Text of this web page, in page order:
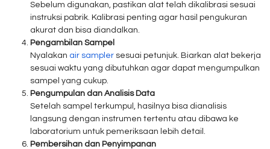
Sebelum digunakan, pastikan alat telah dikalibrasi sesuai
instruksi pabrik. Kalibrasi penting agar hasil pengukuran
akurat dan bisa diandalkan.
Pengambilan Sampel
Nyalakan air sampler sesuai petunjuk. Biarkan alat bekerja
sesuai waktu yang dibutuhkan agar dapat mengumpulkan
sampel yang cukup.
Pengumpulan dan Analisis Data
Setelah sampel terkumpul, hasilnya bisa dianalisis
langsung dengan instrumen tertentu atau dibawa ke
laboratorium untuk pemeriksaan lebih detail.
Pembersihan dan Penyimpanan